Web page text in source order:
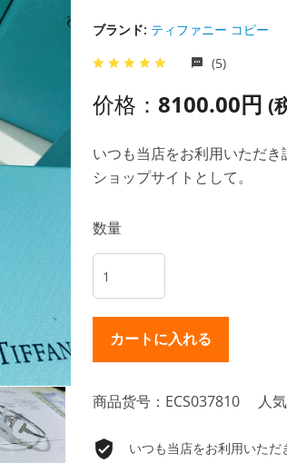
ブランド: ティファニー コピー
(5)
价格： 8100.00円 (
いつも当店をお利用いただ
ショップサイトとして。
数量
商品货号：ECS037810 人
いつも当店をお利用いた